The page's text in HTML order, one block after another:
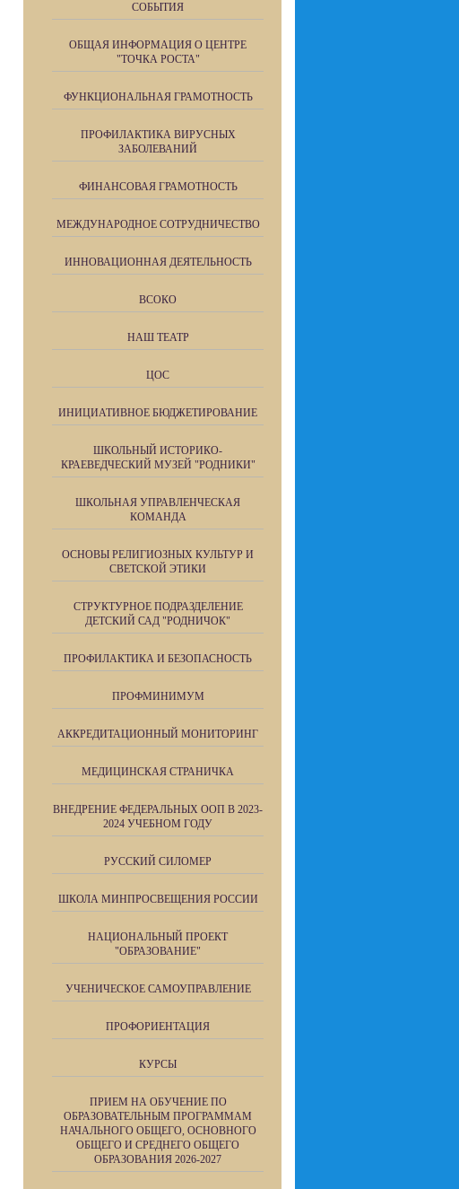
СОБЫТИЯ
ОБЩАЯ ИНФОРМАЦИЯ О ЦЕНТРЕ
"ТОЧКА РОСТА"
ФУНКЦИОНАЛЬНАЯ ГРАМОТНОСТЬ
ПРОФИЛАКТИКА ВИРУСНЫХ
ЗАБОЛЕВАНИЙ
ФИНАНСОВАЯ ГРАМОТНОСТЬ
МЕЖДУНАРОДНОЕ СОТРУДНИЧЕСТВО
ИННОВАЦИОННАЯ ДЕЯТЕЛЬНОСТЬ
ВСОКО
НАШ ТЕАТР
ЦОС
ИНИЦИАТИВНОЕ БЮДЖЕТИРОВАНИЕ
ШКОЛЬНЫЙ ИСТОРИКО-
КРАЕВЕДЧЕСКИЙ МУЗЕЙ "РОДНИКИ"
ШКОЛЬНАЯ УПРАВЛЕНЧЕСКАЯ
КОМАНДА
ОСНОВЫ РЕЛИГИОЗНЫХ КУЛЬТУР И
СВЕТСКОЙ ЭТИКИ
СТРУКТУРНОЕ ПОДРАЗДЕЛЕНИЕ
ДЕТСКИЙ САД "РОДНИЧОК"
ПРОФИЛАКТИКА И БЕЗОПАСНОСТЬ
ПРОФМИНИМУМ
АККРЕДИТАЦИОННЫЙ МОНИТОРИНГ
МЕДИЦИНСКАЯ СТРАНИЧКА
ВНЕДРЕНИЕ ФЕДЕРАЛЬНЫХ ООП В 2023-
2024 УЧЕБНОМ ГОДУ
РУССКИЙ СИЛОМЕР
ШКОЛА МИНПРОСВЕЩЕНИЯ РОССИИ
НАЦИОНАЛЬНЫЙ ПРОЕКТ
"ОБРАЗОВАНИЕ"
УЧЕНИЧЕСКОЕ САМОУПРАВЛЕНИЕ
ПРОФОРИЕНТАЦИЯ
КУРСЫ
ПРИЕМ НА ОБУЧЕНИЕ ПО
ОБРАЗОВАТЕЛЬНЫМ ПРОГРАММАМ
НАЧАЛЬНОГО ОБЩЕГО, ОСНОВНОГО
ОБЩЕГО И СРЕДНЕГО ОБЩЕГО
ОБРАЗОВАНИЯ 2026-2027